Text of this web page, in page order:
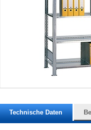
Technische Daten